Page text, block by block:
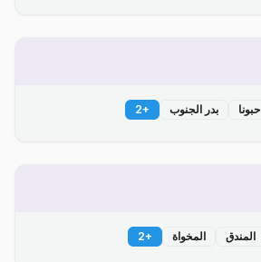
حبونا بدر الجنوب +
2
المندق المخواة +
2